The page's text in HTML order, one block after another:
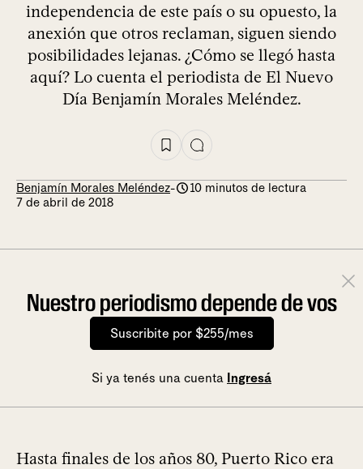
independencia de este país o su opuesto, la
anexión que otros reclaman, siguen siendo
posibilidades lejanas. ¿Cómo se llegó hasta
aquí? Lo cuenta el periodista de El Nuevo
Día Benjamín Morales Meléndez.
Benjamín Morales Meléndez-
10 minutos de lectura
7 de abril de 2018
Nuestro periodismo depende de vos
Suscribite por $255/mes
Si ya tenés una cuenta Ingresá
Hasta finales de los años 80, Puerto Rico era